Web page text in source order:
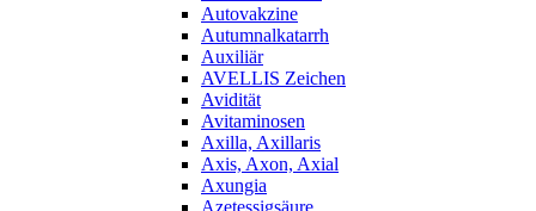
Autovakzine
Autumnalkatarrh
Auxiliär
AVELLIS Zeichen
Avidität
Avitaminosen
Axilla, Axillaris
Axis, Axon, Axial
Axungia
Azetessigsäure